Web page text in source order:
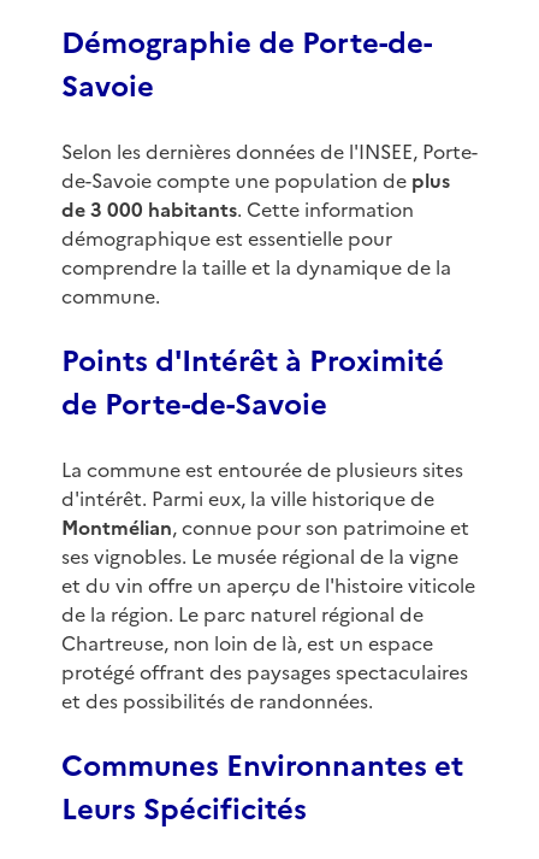
Démographie de Porte-de-
Savoie
Selon les dernières données de l'INSEE, Porte-
de-Savoie compte une population de plus
de 3 000 habitants. Cette information
démographique est essentielle pour
comprendre la taille et la dynamique de la
commune.
Points d'Intérêt à Proximité
de Porte-de-Savoie
La commune est entourée de plusieurs sites
d'intérêt. Parmi eux, la ville historique de
Montmélian, connue pour son patrimoine et
ses vignobles. Le musée régional de la vigne
et du vin offre un aperçu de l'histoire viticole
de la région. Le parc naturel régional de
Chartreuse, non loin de là, est un espace
protégé offrant des paysages spectaculaires
et des possibilités de randonnées.
Communes Environnantes et
Leurs Spécificités